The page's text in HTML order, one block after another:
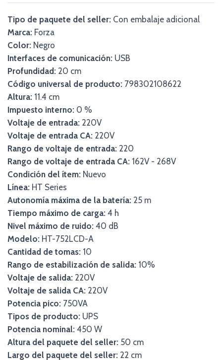
Tipo de paquete del seller: Con embalaje adicional
Marca: Forza
Color: Negro
Interfaces de comunicación: USB
Profundidad: 20 cm
Código universal de producto: 798302108622
Altura: 11.4 cm
Impuesto interno: 0 %
Voltaje de entrada: 220V
Voltaje de entrada CA: 220V
Rango de voltaje de entrada: 220
Rango de voltaje de entrada CA: 162V - 268V
Condición del ítem: Nuevo
Línea: HT Series
Autonomía máxima de la batería: 25 m
Tiempo máximo de carga: 4 h
Nivel máximo de ruido: 40 dB
Modelo: HT-752LCD-A
Cantidad de tomas: 10
Rango de estabilización de salida: 10%
Voltaje de salida: 220V
Voltaje de salida CA: 220V
Potencia pico: 750VA
Tipos de producto: UPS
Potencia nominal: 450 W
Altura del paquete del seller: 50 cm
Largo del paquete del seller: 22 cm